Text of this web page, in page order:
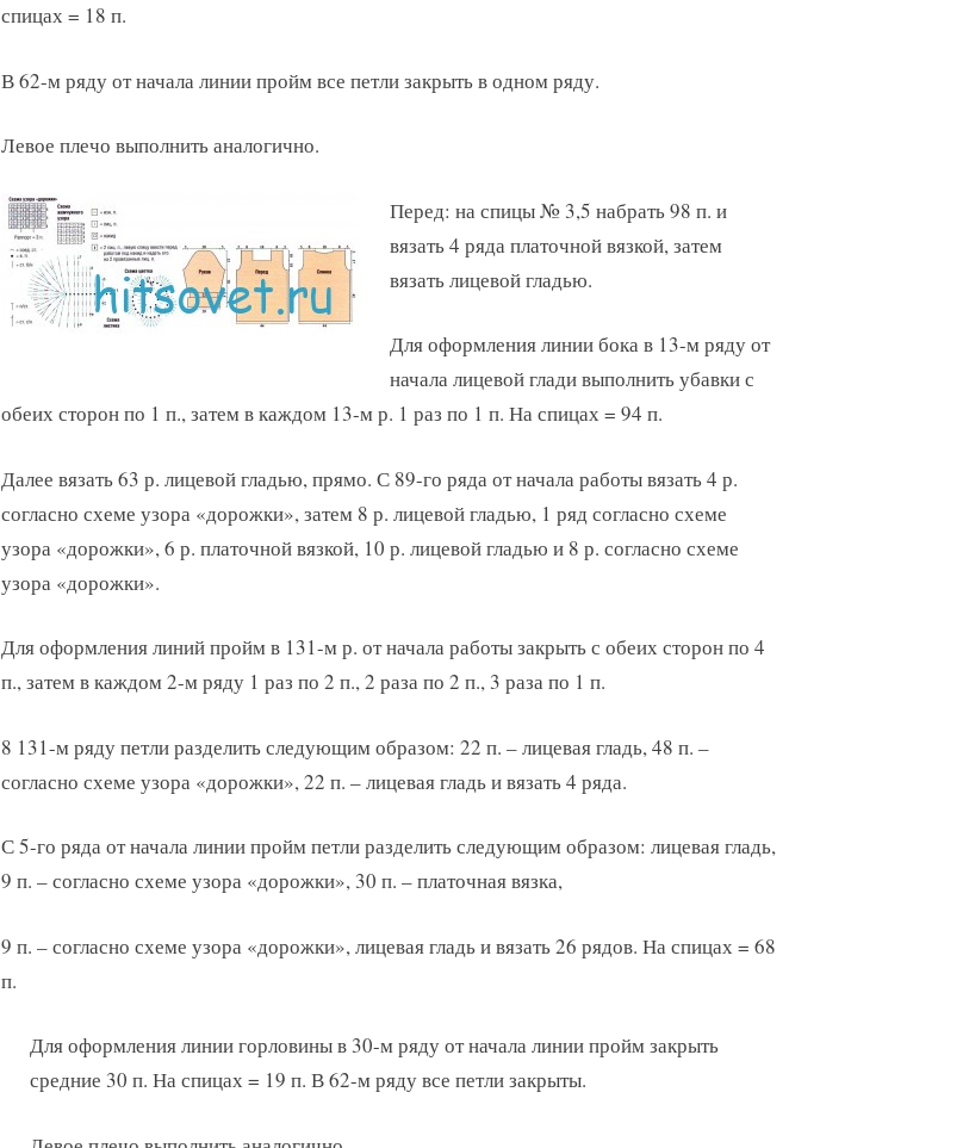
спицах = 18 п.
В 62-м ряду от начала линии пройм все петли закрыть в одном ряду.
Левое плечо выполнить аналогично.
Перед: на спицы № 3,5 набрать 98 п. и
вязать 4 ряда платочной вязкой, затем
вязать лицевой гладью.
Для оформления линии бока в 13-м ряду от
начала лицевой глади выполнить убавки с
обеих сторон по 1 п., затем в каждом 13-м р. 1 раз по 1 п. На спицах = 94 п.
Далее вязать 63 р. лицевой гладью, прямо. С 89-го ряда от начала работы вязать 4 р.
согласно схеме узора «дорожки», затем 8 р. лицевой гладью, 1 ряд согласно схеме
узора «дорожки», 6 р. платочной вязкой, 10 р. лицевой гладью и 8 р. согласно схеме
узора «дорожки».
Для оформления линий пройм в 131-м р. от начала работы закрыть с обеих сторон по 4
п., затем в каждом 2-м ряду 1 раз по 2 п., 2 раза по 2 п., 3 раза по 1 п.
8 131-м ряду петли разделить следующим образом: 22 п. – лицевая гладь, 48 п. –
согласно схеме узора «дорожки», 22 п. – лицевая гладь и вязать 4 ряда.
С 5-го ряда от начала линии пройм петли разделить следующим образом: лицевая гладь,
9 п. – согласно схеме узора «дорожки», 30 п. – платочная вязка,
9 п. – согласно схеме узора «дорожки», лицевая гладь и вязать 26 рядов. На спицах = 68
п.
Для оформления линии горловины в 30-м ряду от начала линии пройм закрыть
средние 30 п. На спицах = 19 п. В 62-м ряду все петли закрыты.